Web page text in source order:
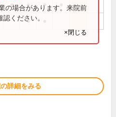
● ● ●
●
の場合があります。来院前
ください。
×閉じる
詳細をみる